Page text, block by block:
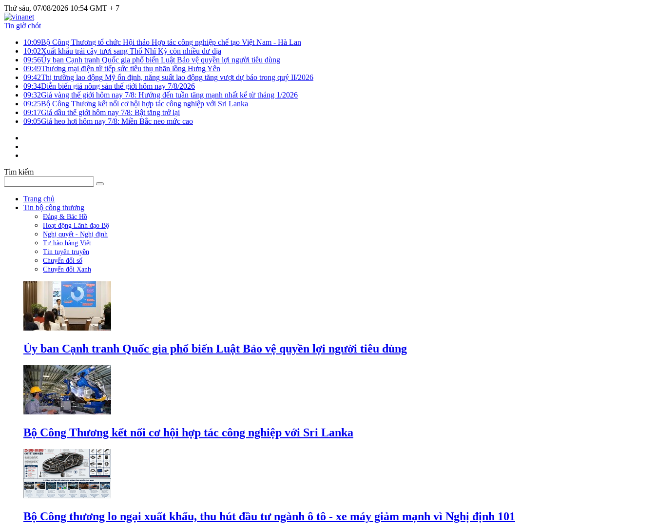
Thứ sáu, 07/08/2026 10:54 GMT + 7
Tin giờ chót
10:09Bộ Công Thương tổ chức Hội thảo Hợp tác công nghiệp chế tạo Việt Nam - Hà Lan
10:02Xuất khẩu trái cây tươi sang Thổ Nhĩ Kỳ còn nhiều dư địa
09:56Ủy ban Cạnh tranh Quốc gia phổ biến Luật Bảo vệ quyền lợi người tiêu dùng
09:49Thương mại điện tử tiếp sức tiêu thụ nhãn lồng Hưng Yên
09:42Thị trường lao động Mỹ ổn định, năng suất lao động tăng vượt dự báo trong quý II/2026
09:34Diễn biến giá nông sản thế giới hôm nay 7/8/2026
09:32Giá vàng thế giới hôm nay 7/8: Hướng đến tuần tăng mạnh nhất kể từ tháng 1/2026
09:25Bộ Công Thương kết nối cơ hội hợp tác công nghiệp với Sri Lanka
09:17Giá dầu thế giới hôm nay 7/8: Bật tăng trở lại
09:05Giá heo hơi hôm nay 7/8: Miền Bắc neo mức cao
Tìm kiếm
Trang chủ
Tin bộ công thương
Đảng & Bác Hồ
Hoạt động Lãnh đạo Bộ
Nghị quyết - Nghị định
Tự hào hàng Việt
Tin tuyên truyền
Chuyển đổi số
Chuyển đổi Xanh
Ủy ban Cạnh tranh Quốc gia phổ biến Luật Bảo vệ quyền lợi người tiêu dùng
Bộ Công Thương kết nối cơ hội hợp tác công nghiệp với Sri Lanka
Bộ Công thương lo ngại xuất khẩu, thu hút đầu tư ngành ô tô - xe máy giảm mạnh vì Nghị định 101